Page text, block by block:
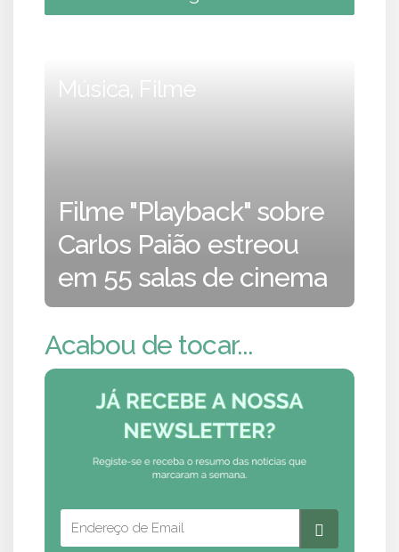
Música, Filme
Filme "Playback" sobre
Carlos Paião estreou
em 55 salas de cinema
Acabou de tocar...